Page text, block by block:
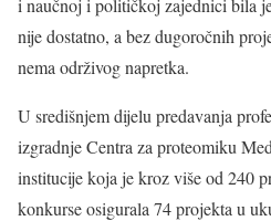
nije dostatno, a bez dugoročnih
nema održivog napretka.
U središnjem dijelu predavanja
izgradnje Centra za proteomiku
institucije koja je kroz više od 240
konkurse osigurala 74 projekta u